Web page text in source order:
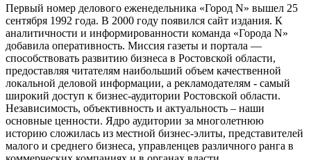
Первый номер делового еженедельника «Город N» вышел 25
сентября 1992 года. В 2000 году появился сайт издания. К
аналитичности и информированности команда «Города N»
добавила оперативность. Миссия газеты и портала —
способствовать развитию бизнеса в Ростовской области,
предоставляя читателям наибольший объем качественной
локальной деловой информации, а рекламодателям - самый
широкий доступ к бизнес-аудитории Ростовской области.
Независимость, объективность и актуальность – наши
основные ценности. Ядро аудитории за многолетнюю
историю сложилась из местной бизнес-элиты, представителей
малого и среднего бизнеса, управленцев различного ранга в